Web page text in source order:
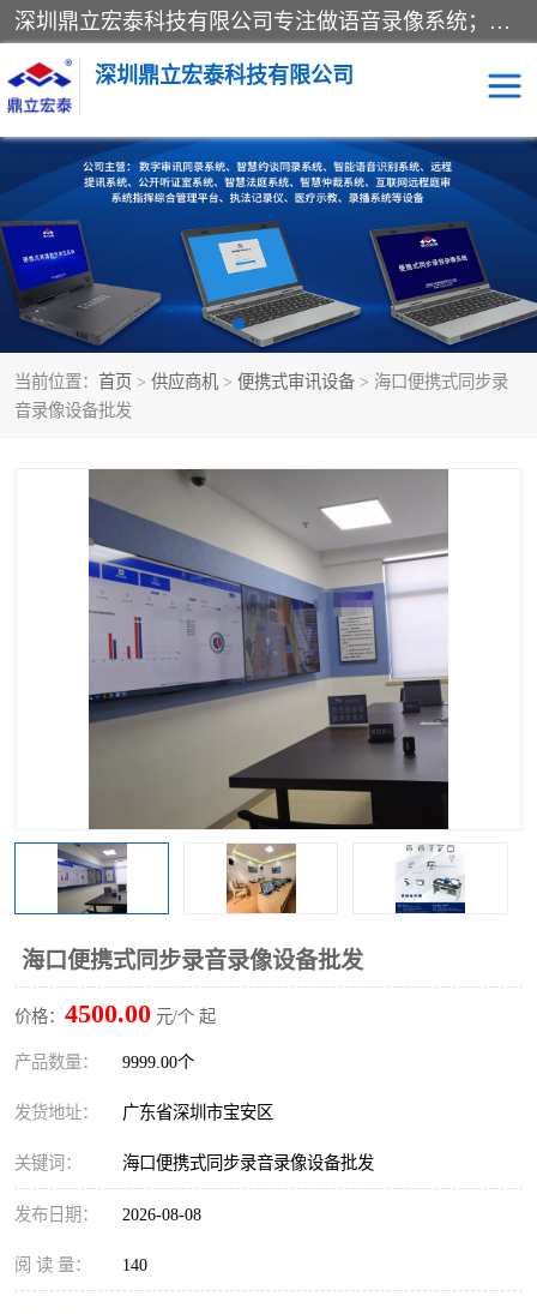
深圳鼎立宏泰科技有限公司专注做语音录像系统；主要服务有：约谈室同步录音录像系统、设计数字询问同步录音录像、数字约谈室同步录音录像、公开听证室、智慧庭审、智能语音识别转写、远程提讯（提审）、记录仪、远程指挥综合管理平台、录播系统等
深圳鼎立宏泰科技有限公司
当前位置： 首页 > 供应商机 > 便携式审讯设备 > 海口便携式同步录
音录像设备批发
海口便携式同步录音录像设备批发
价格： 4500.00 元/个 起
产品数量： 9999.00个
发货地址： 广东省深圳市宝安区
关键词： 海口便携式同步录音录像设备批发
发布日期： 2026-08-08
阅 读 量： 140
同步录音录像设备 便携式审讯设备
数字法庭 听证室
远程提讯 语音识别